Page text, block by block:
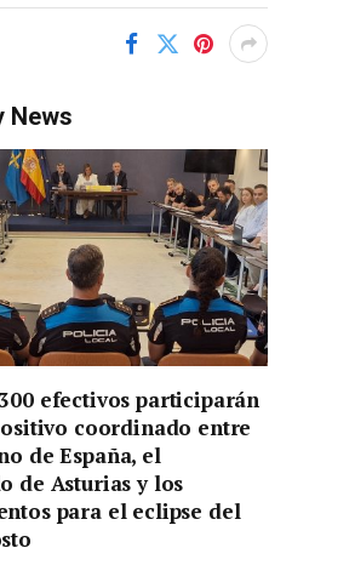
News
efectivos participarán
coordinado entre
de España, el
de Asturias y los
para el eclipse del